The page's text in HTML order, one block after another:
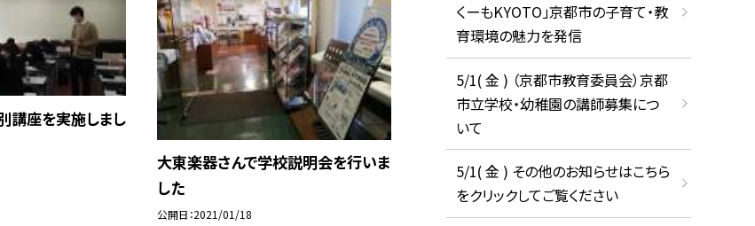
講座を実施しまし
大東楽器さんで学校説明会を行いま
した
公開日 2021/01/18
くーもKYOTO」京都市の子育て・教
育環境の魅力を発信
5/1( 金 ) （京都市教育委員会）京都
市立学校・幼稚園の講師募集につ
いて
5/1( 金 ) その他のお知らせはこちら
をクリックしてご覧ください